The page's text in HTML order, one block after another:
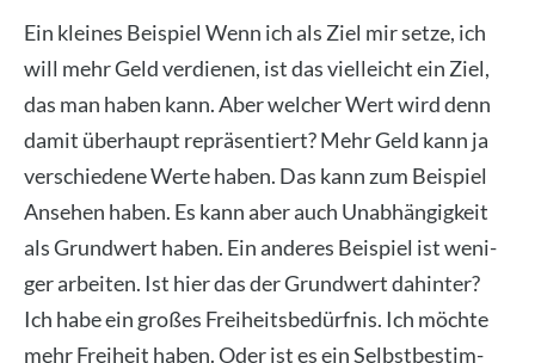
Ein klei­nes Bei­spiel Wenn ich als Ziel mir set­ze, ich
will mehr Geld ver­die­nen, ist das viel­leicht ein Ziel,
das man haben kann. Aber wel­cher Wert wird denn
damit über­haupt reprä­sen­tiert? Mehr Geld kann ja
ver­schie­de­ne Wer­te haben. Das kann zum Bei­spiel
Anse­hen haben. Es kann aber auch Unab­hän­gig­keit
als Grund­wert haben. Ein ande­res Bei­spiel ist weni­
ger arbei­ten. Ist hier das der Grund­wert dahin­ter?
Ich habe ein gro­ßes Frei­heits­be­dürf­nis. Ich möch­te
mehr Frei­heit haben. Oder ist es ein Selbst­be­stim­